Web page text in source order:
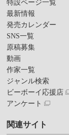
特設ページ一覧
最新情報
発売カレンダー
SNS一覧
原稿募集
動画
作家一覧
ジャンル検索
ビーボーイ応援店
アンケート
関連サイト